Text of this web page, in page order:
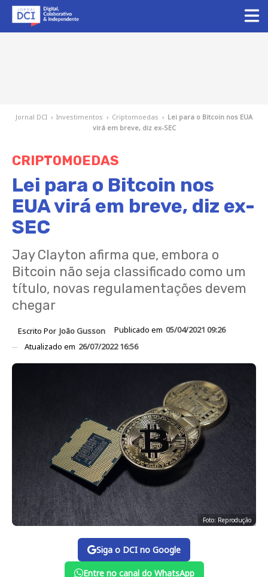
Jornal DCI › Investimentos › Criptomoedas › Lei para o Bitcoin nos EUA
virá em breve, diz ex-SEC
CRIPTOMOEDAS
Lei para o Bitcoin nos
EUA virá em breve, diz ex-
SEC
Jay Clayton afirma que, embora o
Bitcoin não seja classificado como um
título, novas regulamentações devem
chegar
Escrito Por João Gusson Publicado em 05/04/2021 09:26
Atualizado em 26/07/2022 16:56
Foto: Reprodução
Siga o DCI no Google
Entre no canal do WhatsApp